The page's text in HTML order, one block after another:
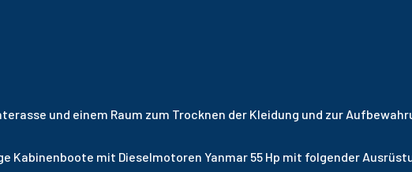
und einem Raum zum Trocknen der Kleidung und zur
Kabinenboote mit Dieselmotoren Yanmar 55 Hp mit folgender